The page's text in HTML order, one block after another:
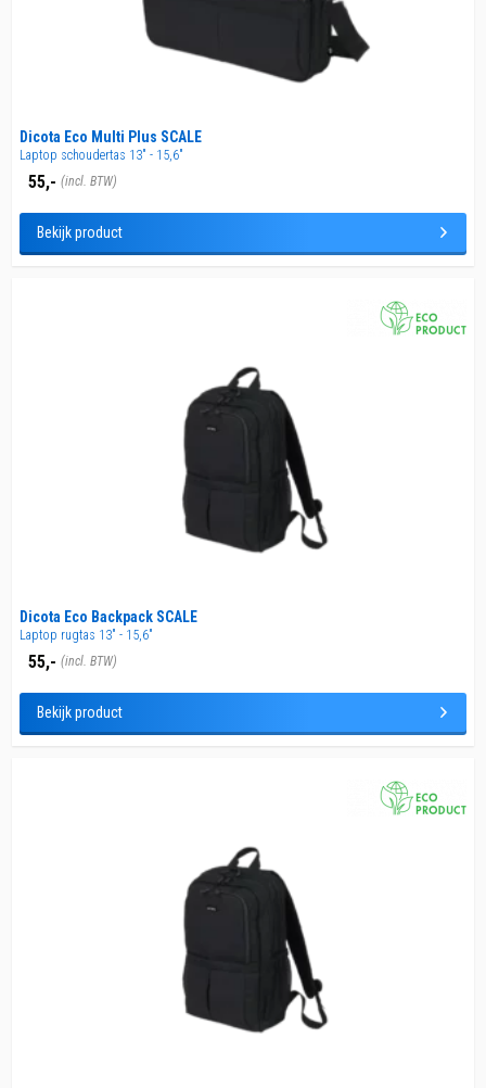
Dicota Eco Multi Plus SCALE
Laptop schoudertas 13" - 15,6"
55,- (incl. BTW)
Bekijk product
Dicota Eco Backpack SCALE
Laptop rugtas 13" - 15,6"
55,- (incl. BTW)
Bekijk product